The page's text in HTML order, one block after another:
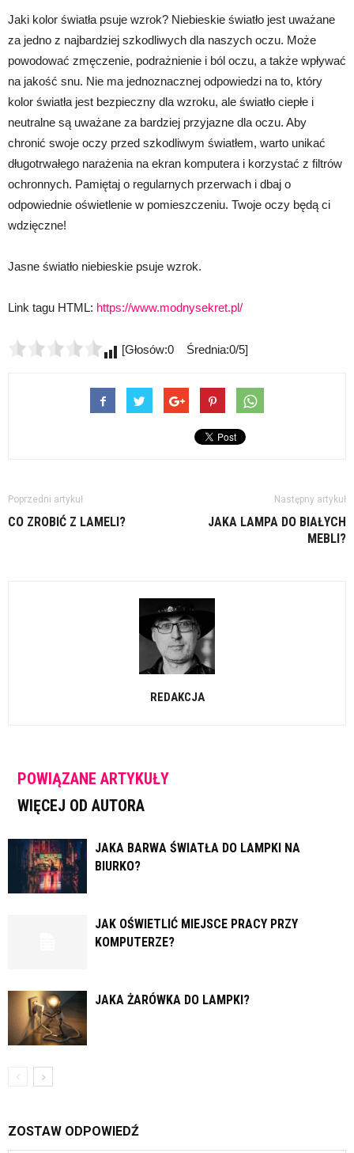
Jaki kolor światła psuje wzrok? Niebieskie światło jest uważane
za jedno z najbardziej szkodliwych dla naszych oczu. Może
powodować zmęczenie, podrażnienie i ból oczu, a także wpływać
na jakość snu. Nie ma jednoznacznej odpowiedzi na to, który
kolor światła jest bezpieczny dla wzroku, ale światło ciepłe i
neutralne są uważane za bardziej przyjazne dla oczu. Aby
chronić swoje oczy przed szkodliwym światłem, warto unikać
długotrwałego narażenia na ekran komputera i korzystać z filtrów
ochronnych. Pamiętaj o regularnych przerwach i dbaj o
odpowiednie oświetlenie w pomieszczeniu. Twoje oczy będą ci
wdzięczne!
Jasne światło niebieskie psuje wzrok.
Link tagu HTML: https://www.modnysekret.pl/
[Głosów:0 Średnia:0/5]
Poprzedni artykuł
CO ZROBIĆ Z LAMELI?
Następny artykuł
JAKA LAMPA DO BIAŁYCH
MEBLI?
REDAKCJA
POWIĄZANE ARTYKUŁY
WIĘCEJ OD AUTORA
JAKA BARWA ŚWIATŁA DO LAMPKI NA
BIURKO?
JAK OŚWIETLIĆ MIEJSCE PRACY PRZY
KOMPUTERZE?
JAKA ŻARÓWKA DO LAMPKI?
ZOSTAW ODPOWIEDŹ